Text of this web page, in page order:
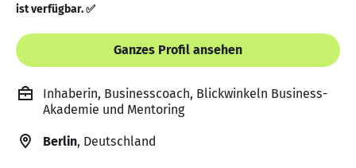
ist verfügbar. ✅
Ganzes Profil ansehen
Inhaberin, Businesscoach, Blickwinkeln Business-
Akademie und Mentoring
Berlin, Deutschland